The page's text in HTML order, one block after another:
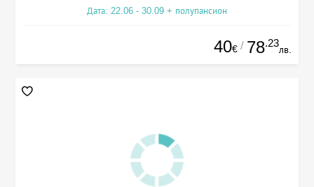
Дата: 22.06 - 30.09 + полупансион
40€ / 78.23
лв.